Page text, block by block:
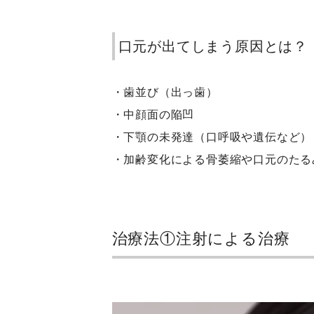
口元が出てしまう原因とは？
・歯並び（出っ歯）
・中顔面の陥凹
・下顎の未発達（口呼吸や遺伝など）
・加齢変化による骨萎縮や口元のた
治療法①注射による治療